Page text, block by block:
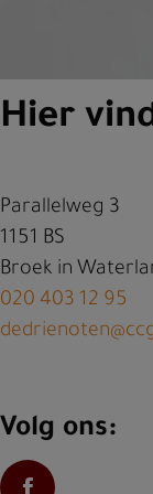
Hier
Parallelweg 3
1151 BS
Broek in
020 403 12 95
Volg ons: